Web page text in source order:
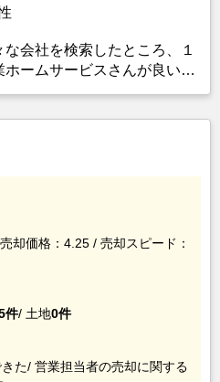
会社を検索したところ、１
ームサービスさんが良いの
却価格：4.25 / 売却スピード：
件/ 土地0件
た/ 営業担当者の売却に関する